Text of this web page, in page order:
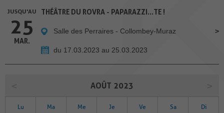
JUSQU'AU
25
MAR.
THÉÂTRE DU ROVRA - PAPARAZZI...TE !
Salle des Perraires - Collombey-Muraz
du 17.03.2023 au 25.03.2023
AOÛT 2023
Lu Ma Me Je Ve Sa Di